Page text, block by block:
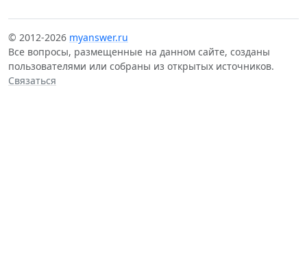
© 2012-2026 myanswer.ru
Все вопросы, размещенные на данном сайте, созданы
пользователями или собраны из открытых источников.
Связаться